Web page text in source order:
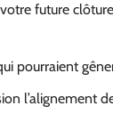
future
pourraient
l’alignement